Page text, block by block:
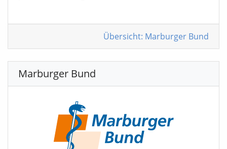
Übersicht: Marburger Bund
Marburger Bund